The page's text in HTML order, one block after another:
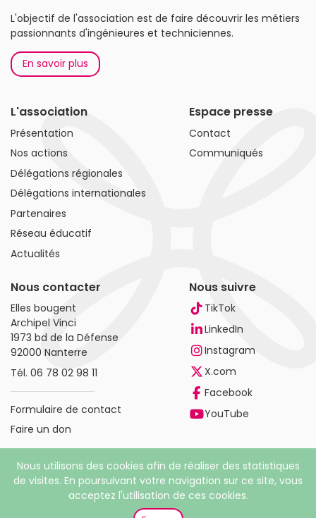
L'objectif de l'association est de faire découvrir les métiers
passionnants d'ingénieures et techniciennes.
En savoir plus
L'association
Présentation
Nos actions
Délégations régionales
Délégations internationales
Partenaires
Réseau éducatif
Actualités
Espace presse
Contact
Communiqués
Nous contacter
Elles bougent
Archipel Vinci
1973 bd de la Défense
92000 Nanterre
Tél. 06 78 02 98 11
Formulaire de contact
Faire un don
Nous suivre
TikTok
LinkedIn
Instagram
X.com
Facebook
YouTube
© 2026 Elles bougent. Tous droits réservés |Mentions
Politique de confidentialité
Nous utilisons des cookies afin de réaliser des statistiques
de visites. En poursuivant votre navigation sur ce site, vous
acceptez l'utilisation de ces cookies.